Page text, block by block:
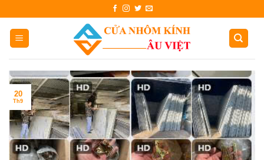
content
20
Th9